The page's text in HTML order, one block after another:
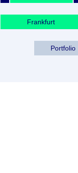
Frankfurt
Portfolio